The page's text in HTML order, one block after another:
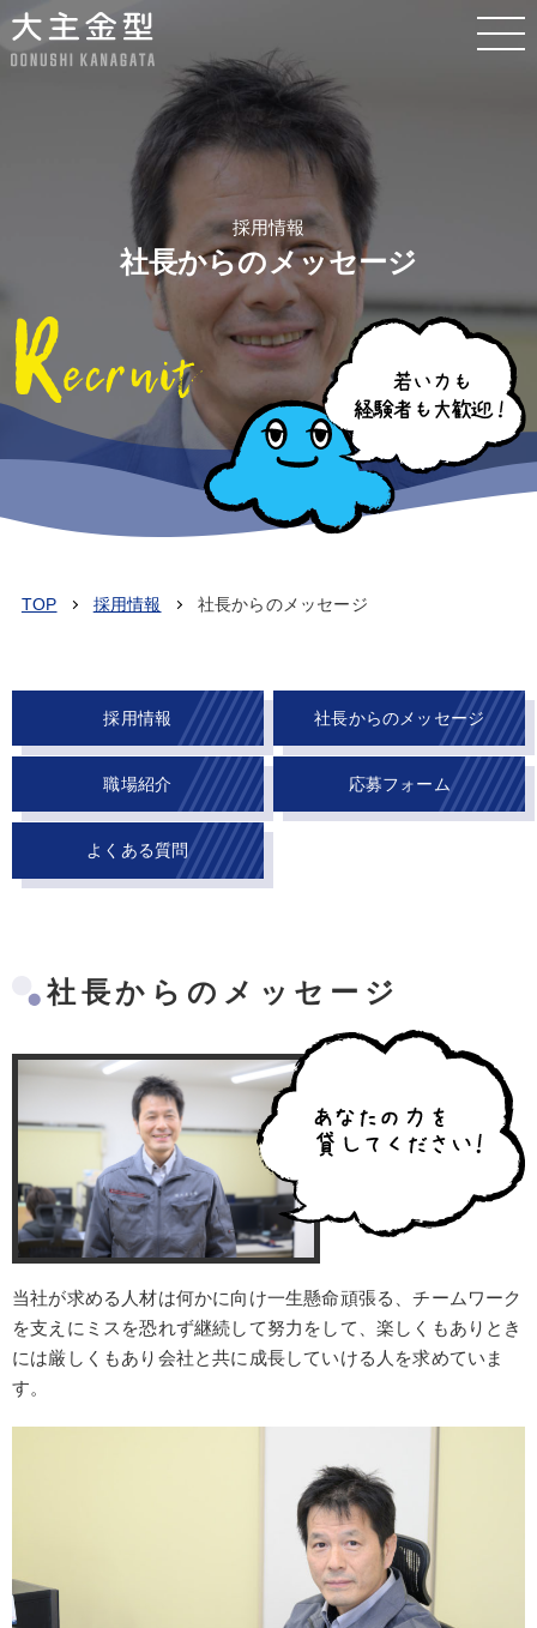
採用情報
社長からのメッセージ
TOP 採用情報 社長からのメッセージ
採用情報 社長からのメッセージ
職場紹介 応募フォーム
よくある質問
社長からのメッセージ
当社が求める人材は何かに向け一生懸命頑張る、チームワーク
を支えにミスを恐れず継続して努力をして、楽しくもありとき
には厳しくもあり会社と共に成長していける人を求めていま
す。